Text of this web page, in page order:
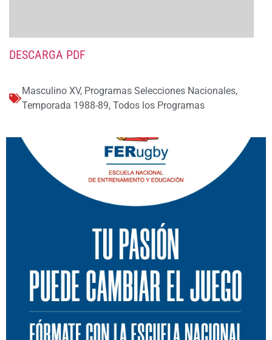
DESCARGA PDF
Masculino XV, Programas Selecciones Nacionales,
Temporada 1988-89, Todos los Programas